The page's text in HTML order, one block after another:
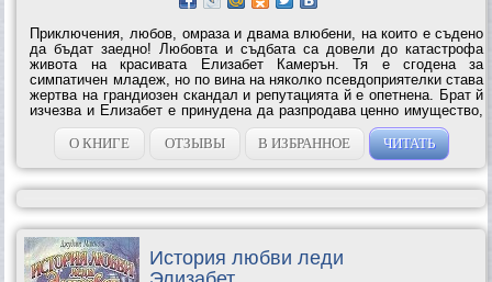
Приключения, любов, омраза и двама влюбени, на които е съдено
да бъдат заедно! Любовта и съдбата са довели до катастрофа
живота на красивата Елизабет Камерън. Тя е сгодена за
симпатичен младеж, но по вина на няколко псевдоприятелки става
жертва на грандиозен скандал и репутацията й е опетнена. Брат й
изчезва и Елизабет е принудена да разпродава ценно имущество,
за да спаси семейното имение. Бедността и самотата я
преследват. Чичо й...
О КНИГЕ ОТЗЫВЫ В ИЗБРАННОЕ ЧИТАТЬ
История любви леди